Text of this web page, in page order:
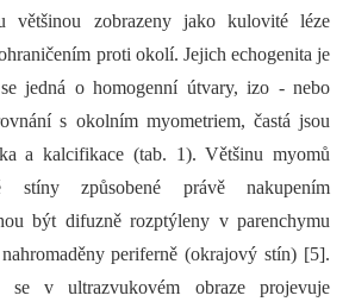
většinou zobrazeny jako kulovité léze
proti okolí. Jejich echogenita je
jedná o homogenní útvary, izo -⁠ nebo
s okolním myometriem, častá jsou
a kalcifikace (tab. 1). Většinu myomů
stíny způsobené právě nakupením
být difuzně rozptýleny v parenchymu
periferně (okrajový stín) [5].
se v ultrazvukovém obraze projevuje